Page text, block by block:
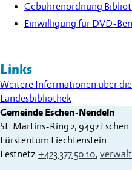
Gebührenordnung
Einwilligung für DVD-
Links
Weitere Informationen über
Landesbibliothek
Gemeinde Eschen-Nendeln
St. Martins-Ring 2, 9492 Eschen
Fürstentum Liechtenstein
Festnetz +423 377 50 10,